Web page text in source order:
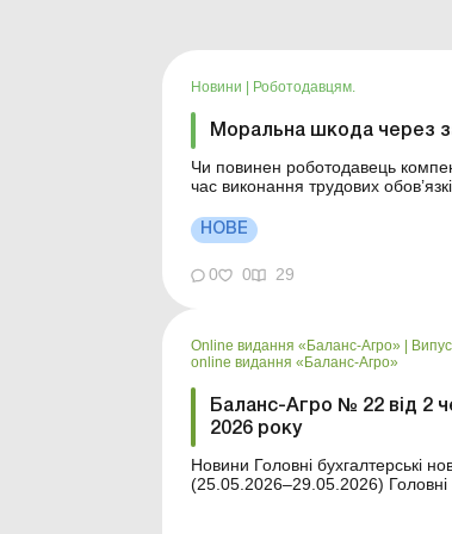
Новини Роботодавцям.
Моральна шкода через
Чи повинен роботодавець
час виконання трудових
працівника чере...
НОВЕ
0 0 29
Online видання «Баланс-Агро»
online видання «Баланс-Агро»
Баланс-Агро № 22 від 2
2026 року
Новини Головні бухгалтерські новини тижня
(25.05.2026–29.05.2026) Головні новини